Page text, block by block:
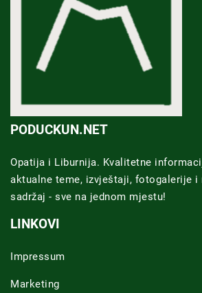
PODUCKUN.NET
Opatija i Liburnija. Kvalitetne
aktualne teme, izvještaji, fotogalerije
sadržaj - sve na jednom mjestu!
LINKOVI
Impressum
Marketing